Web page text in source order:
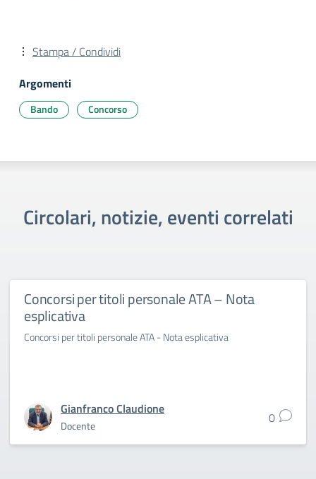
Stampa / Condividi
Argomenti
Bando Concorso
Circolari, notizie, eventi correlati
Concorsi per titoli personale ATA – Nota
esplicativa
Concorsi per titoli personale ATA - Nota esplicativa
Gianfranco Claudione
Docente 0